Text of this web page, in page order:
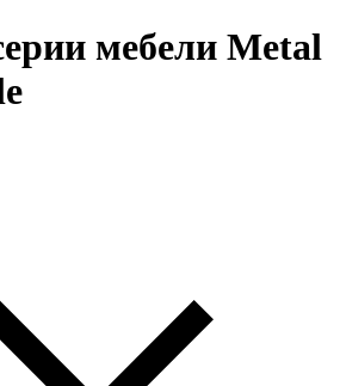
мебели Metal